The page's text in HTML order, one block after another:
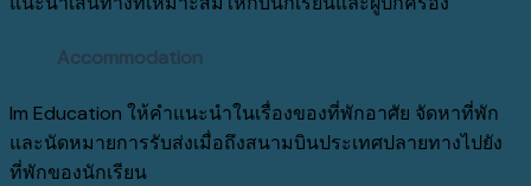
Accommodation
Im Education ให้คำแนะนำในเรื่องของที่พักอาศัย จัดหาที่พัก
และนัดหมายการรับส่งเมื่อถึงสนามบินประเทศปลายทางไปยัง
ที่พักของนักเรียน